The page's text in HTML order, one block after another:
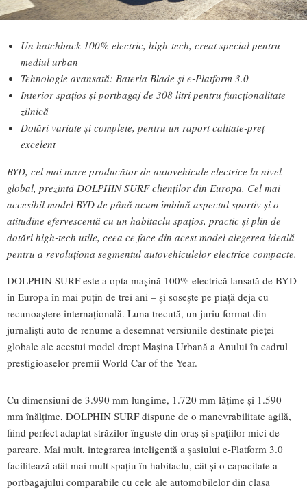
Un hatchback 100% electric, high-tech, creat special pentru
mediul urban
Tehnologie avansată: Bateria Blade și e-Platform 3.0
Interior spațios și portbagaj de 308 litri pentru funcționalitate
zilnică
Dotări variate și complete, pentru un raport calitate-preț
excelent
BYD, cel mai mare producător de autovehicule electrice la nivel
global, prezintă DOLPHIN SURF clienților din Europa. Cel mai
accesibil model BYD de până acum îmbină aspectul sportiv și o
atitudine efervescentă cu un habitaclu spațios, practic și plin de
dotări high-tech utile, ceea ce face din acest model alegerea ideală
pentru a revoluționa segmentul autovehiculelor electrice compacte.
DOLPHIN SURF este a opta mașină 100% electrică lansată de BYD
în Europa în mai puțin de trei ani – și sosește pe piață deja cu
recunoaștere internațională. Luna trecută, un juriu format din
jurnaliști auto de renume a desemnat versiunile destinate pieței
globale ale acestui model drept Mașina Urbană a Anului în cadrul
prestigioaselor premii World Car of the Year.
Cu dimensiuni de 3.990 mm lungime, 1.720 mm lățime și 1.590
mm înălțime, DOLPHIN SURF dispune de o manevrabilitate agilă,
fiind perfect adaptat străzilor înguste din oraș și spațiilor mici de
parcare. Mai mult, integrarea inteligentă a șasiului e-Platform 3.0
facilitează atât mai mult spațiu în habitaclu, cât și o capacitate a
portbagajului comparabile cu cele ale automobilelor din clasa